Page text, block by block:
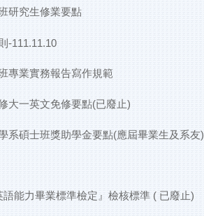
研究生修業要點
-111.11.10
專業實務報告寫作規範
大一英文免修要點(已廢止)
系碩士班獎助學金要點(應屆畢業生及系友)
能力畢業標準檢定』檢核標準 ( 已廢止)